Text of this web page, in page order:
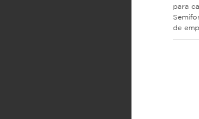
para
de